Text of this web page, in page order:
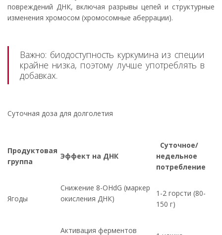
повреждений ДНК, включая разрывы цепей и структурные
изменения хромосом (хромосомные аберрации).
Важно: биодоступность куркумина из специи
крайне низка, поэтому лучше употреблять в
добавках.
Суточная доза для долголетия
Продуктовая
группа
Эффект на ДНК
Суточное/
недельное
потребление
Ягоды
Снижение 8-OHdG (маркер
окисления ДНК)
1-2 горсти (80-
150 г)
Активация ферментов